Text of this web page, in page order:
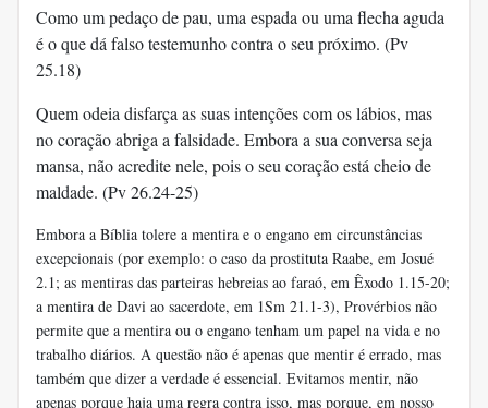
Como um pedaço de pau, uma espada ou uma flecha aguda
é o que dá falso testemunho contra o seu próximo. (Pv
25.18)
Quem odeia disfarça as suas intenções com os lábios, mas
no coração abriga a falsidade. Embora a sua conversa seja
mansa, não acredite nele, pois o seu coração está cheio de
maldade. (Pv 26.24-25)
Embora a Bíblia tolere a mentira e o engano em circunstâncias
excepcionais (por exemplo: o caso da prostituta Raabe, em Josué
2.1; as mentiras das parteiras hebreias ao faraó, em Êxodo 1.15-20;
a mentira de Davi ao sacerdote, em 1Sm 21.1-3), Provérbios não
permite que a mentira ou o engano tenham um papel na vida e no
trabalho diários. A questão não é apenas que mentir é errado, mas
também que dizer a verdade é essencial. Evitamos mentir, não
apenas porque haja uma regra contra isso, mas porque, em nosso